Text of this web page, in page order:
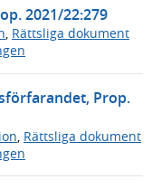
2021/22:279
, Rättsliga dokument
Prop.
, Rättsliga dokument